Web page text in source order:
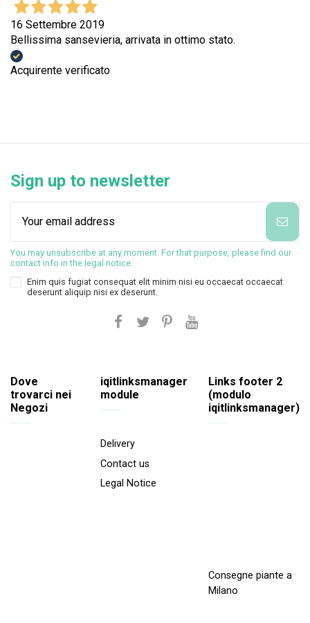
16 Settembre 2019
Bellissima sansevieria, arrivata in ottimo stato.
Acquirente verificato
Sign up to newsletter
You may unsubscribe at any moment. For that purpose, please find our
contact info in the legal notice.
Enim quis fugiat consequat elit minim nisi eu occaecat occaecat
deserunt aliquip nisi ex deserunt.
Dove
trovarci nei
Negozi
iqitlinksmanager
module
Delivery
Contact us
Legal Notice
Links footer 2
(modulo
iqitlinksmanager)
Consegne piante a
Milano